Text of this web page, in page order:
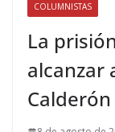
COLUMNISTAS
La
alcanzar
Calderón